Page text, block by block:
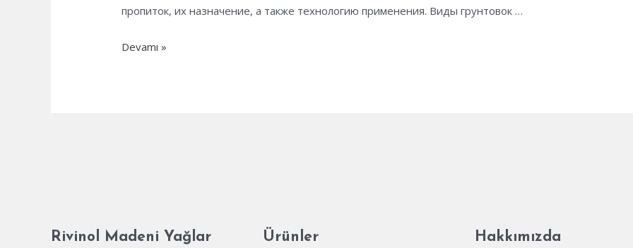
пропиток, их назначение, а также технологию применения. Виды грунтовок …
Грунтовки
Devamı »
Rivinol Madeni Yağlar Ürünler Hakkımızda